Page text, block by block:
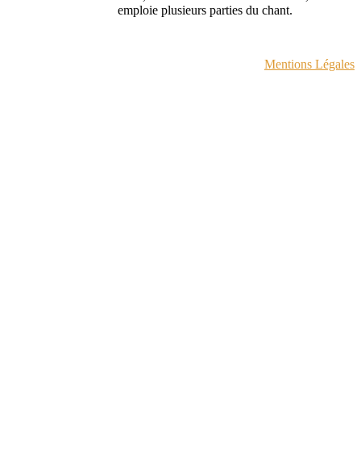
emploie plusieurs parties du chant.
Mentions Légales